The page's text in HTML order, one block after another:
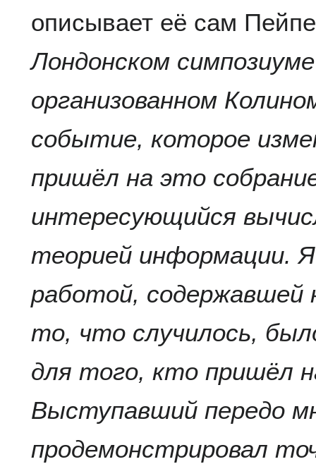
описывает её сам
Лондонском
организованном
событие, которое
пришёл на это
интересующийся
теорией информации.
работой,
то, что случилось,
для того, кто пришёл
Выступавший передо
продемонстрировал